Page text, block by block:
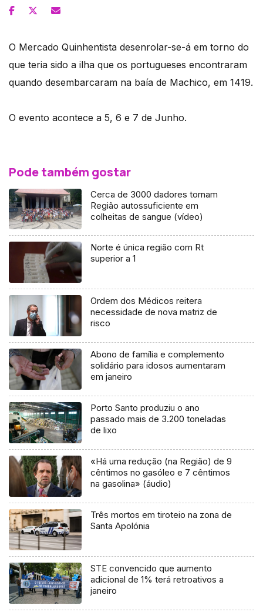
O Mercado Quinhentista desenrolar-se-á em torno do
que teria sido a ilha que os portugueses encontraram
quando desembarcaram na baía de Machico, em 1419.
O evento acontece a 5, 6 e 7 de Junho.
Pode também gostar
Cerca de 3000 dadores tornam
Região autossuficiente em
colheitas de sangue (vídeo)
Norte é única região com Rt
superior a 1
Ordem dos Médicos reitera
necessidade de nova matriz de
risco
Abono de família e complemento
solidário para idosos aumentaram
em janeiro
Porto Santo produziu o ano
passado mais de 3.200 toneladas
de lixo
«Há uma redução (na Região) de 9
cêntimos no gasóleo e 7 cêntimos
na gasolina» (áudio)
Três mortos em tiroteio na zona de
Santa Apolónia
STE convencido que aumento
adicional de 1% terá retroativos a
janeiro